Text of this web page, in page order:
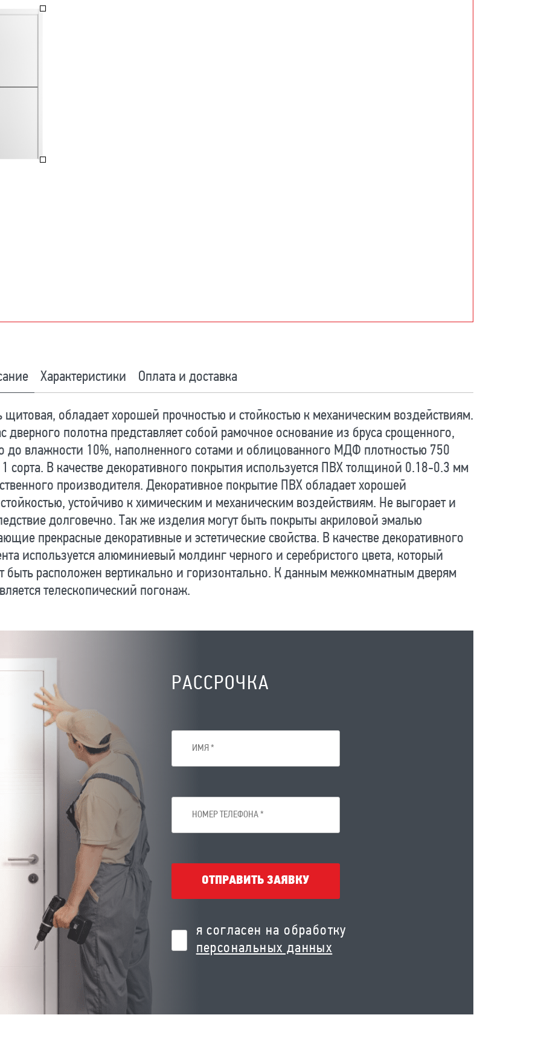
Характеристики Оплата и доставка
щитовая, обладает хорошей прочностью и стойкостью к механическим воздействиям.
дверного полотна представляет собой рамочное основание из бруса срощенного,
до влажности 10%, наполненного сотами и облицованного МДФ плотностью 750
сорта. В качестве декоративного покрытия используется ПВХ толщиной 0.18-0.3 мм
производителя. Декоративное покрытие ПВХ обладает хорошей
устойчиво к химическим и механическим воздействиям. Не выгорает и
долговечно. Так же изделия могут быть покрыты акриловой эмалью
прекрасные декоративные и эстетические свойства. В качестве декоративного
используется алюминиевый молдинг черного и серебристого цвета, который
быть расположен вертикально и горизонтально. К данным межкомнатным дверям
телескопический погонаж.
РАССРОЧКА
ОТПРАВИТЬ ЗАЯВКУ
я согласен на обработку
персональных данных